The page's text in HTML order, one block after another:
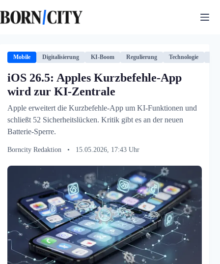
Inhalt
springen
Mobile Digitalisierung KI-Boom Regulierung Technologie
iOS 26.5: Apples Kurzbefehle-App
wird zur KI-Zentrale
Apple erweitert die Kurzbefehle-App um KI-Funktionen und
schließt 52 Sicherheitslücken. Kritik gibt es an der neuen
Batterie-Sperre.
Borncity Redaktion • 15.05.2026, 17:43 Uhr